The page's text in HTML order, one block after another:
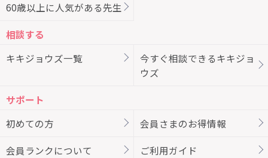
60歳以上に人気がある先生
相談する
キキジョウズ一覧
今すぐ相談できるキキジョ
ウズ
サポート
初めての方
会員さまのお得情報
会員ランクについて ご利用ガイド